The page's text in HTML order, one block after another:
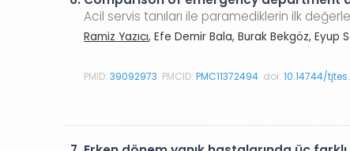
Acil servis tanıları ile paramediklerin ilk
Ramiz Yazıcı, Efe Demir Bala, Burak Bekgöz,
PMID:39092973 PMCID:PMC11372494 doi:10.14744/